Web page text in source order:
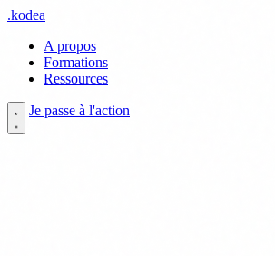
.kodea
A propos
Formations
Ressources
Je passe à l'action